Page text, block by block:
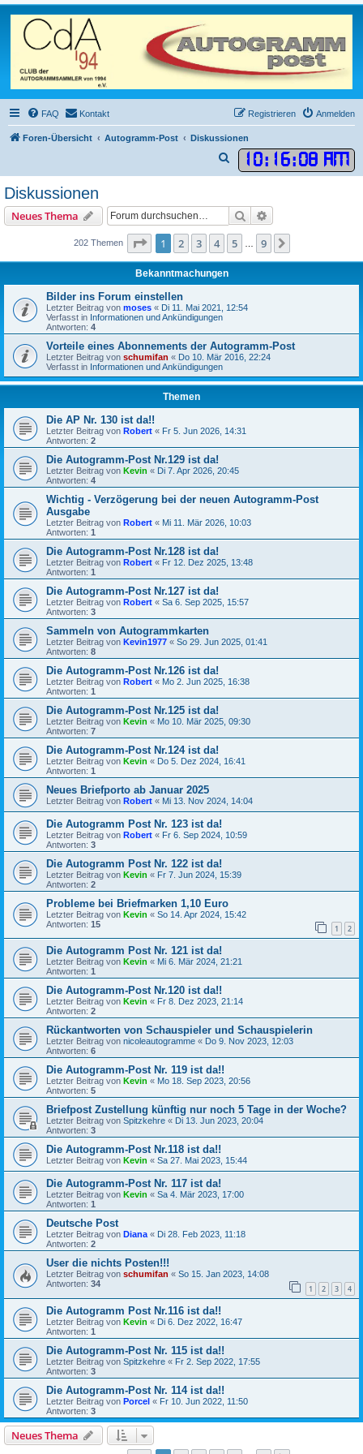
FAQ Kontakt Anmelden
Registrieren
Foren-Übersicht Autogramm-Post Diskussionen
10: 16:08 AM
u
h
e
Diskussionen
Neues Thema Suche
202 Themen Seite 1von
1 2 3 4 5 9
Bekanntmachungen
Bilder ins Forum einstellen
Letzter Beitrag von moses « Di 11. Mai 2021, 12:54
Verfasst in Informationen und Ankündigungen
Antworten: 4
Vorteile eines Abonnements der Autogramm-Post
Letzter Beitrag von schumifan « Do 10. Mär 2016, 22:24
Verfasst in Informationen und Ankündigungen
Themen
Die AP Nr. 130 ist da!!
Letzter Beitrag von Robert « Fr 5. Jun 2026, 14:31
Antworten: 2
Die Autogramm-Post Nr.129 ist da!
Letzter Beitrag von Kevin « Di 7. Apr 2026, 20:45
Antworten: 4
Wichtig - Verzögerung bei der neuen Autogramm-Post
Ausgabe
Letzter Beitrag von Robert « Mi 11. Mär 2026, 10:03
Antworten: 1
Die Autogramm-Post Nr.128 ist da!
Letzter Beitrag von Robert « Fr 12. Dez 2025, 13:48
Antworten: 1
Die Autogramm-Post Nr.127 ist da!
Letzter Beitrag von Robert « Sa 6. Sep 2025, 15:57
Antworten: 3
Sammeln von Autogrammkarten
Letzter Beitrag von Kevin1977 « So 29. Jun 2025, 01:41
Antworten: 8
Die Autogramm-Post Nr.126 ist da!
Letzter Beitrag von Robert « Mo 2. Jun 2025, 16:38
Antworten: 1
Die Autogramm-Post Nr.125 ist da!
Letzter Beitrag von Kevin « Mo 10. Mär 2025, 09:30
Antworten: 7
Die Autogramm-Post Nr.124 ist da!
Letzter Beitrag von Kevin « Do 5. Dez 2024, 16:41
Antworten: 1
Neues Briefporto ab Januar 2025
Letzter Beitrag von Robert « Mi 13. Nov 2024, 14:04
Die Autogramm Post Nr. 123 ist da!
Letzter Beitrag von Robert « Fr 6. Sep 2024, 10:59
Antworten: 3
Die Autogramm Post Nr. 122 ist da!
Letzter Beitrag von Kevin « Fr 7. Jun 2024, 15:39
Antworten: 2
Probleme bei Briefmarken 1,10 Euro
Letzter Beitrag von Kevin « So 14. Apr 2024, 15:42
Antworten: 15 1 2
Die Autogramm Post Nr. 121 ist da!
Letzter Beitrag von Kevin « Mi 6. Mär 2024, 21:21
Antworten: 1
Die Autogramm-Post Nr.120 ist da!!
Letzter Beitrag von Kevin « Fr 8. Dez 2023, 21:14
Antworten: 2
Rückantworten von Schauspieler und Schauspielerin
Letzter Beitrag von nicoleautogramme « Do 9. Nov 2023, 12:03
Antworten: 6
Die Autogramm-Post Nr. 119 ist da!!
Letzter Beitrag von Kevin « Mo 18. Sep 2023, 20:56
Antworten: 5
Briefpost Zustellung künftig nur noch 5 Tage in der Woche?
Letzter Beitrag von Spitzkehre « Di 13. Jun 2023, 20:04
Antworten: 3
Die Autogramm-Post Nr.118 ist da!!
Letzter Beitrag von Kevin « Sa 27. Mai 2023, 15:44
Die Autogramm-Post Nr. 117 ist da!
Letzter Beitrag von Kevin « Sa 4. Mär 2023, 17:00
Antworten: 1
Deutsche Post
Letzter Beitrag von Diana « Di 28. Feb 2023, 11:18
Antworten: 2
User die nichts Posten!!!
Letzter Beitrag von schumifan « So 15. Jan 2023, 14:08
Antworten: 34 1 2 3 4
Die Autogramm Post Nr.116 ist da!!
Letzter Beitrag von Kevin « Di 6. Dez 2022, 16:47
Antworten: 1
Die Autogramm-Post Nr. 115 ist da!!
Letzter Beitrag von Spitzkehre « Fr 2. Sep 2022, 17:55
Antworten: 3
Die Autogramm-Post Nr. 114 ist da!!
Letzter Beitrag von Porcel « Fr 10. Jun 2022, 11:50
Antworten: 3
Neues Thema